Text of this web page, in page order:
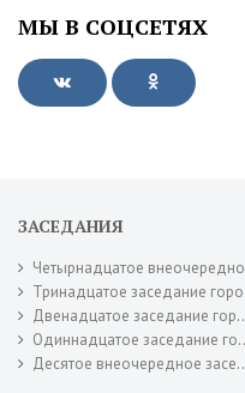
МЫ В СОЦСЕТЯХ
ЗАСЕДАНИЯ
Четырнадцатое внеочередное заседание городского Совета депутатов 16 июля 2026 года.
Тринадцатое заседание городского Совета депутатов 30 июня 2026 года.
Двенадцатое заседание городского Совета депутатов 26 мая 2026 года.
Одиннадцатое заседание городского Совета депутатов 28 апреля 2026 года.
Десятое внеочередное заседание городского Совета депутатов 17 апреля 2026 года.